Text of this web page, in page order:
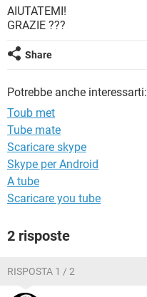
HARDWARE
INSTAGRAM
TIKTOK
HARDWARE
AIUTATEMI!
GRAZIE ???
Share
Potrebbe anche interessarti:
Toub met
Tube mate
Scaricare skype
Skype per Android
A tube
Scaricare you tube
2 risposte
RISPOSTA 1 / 2